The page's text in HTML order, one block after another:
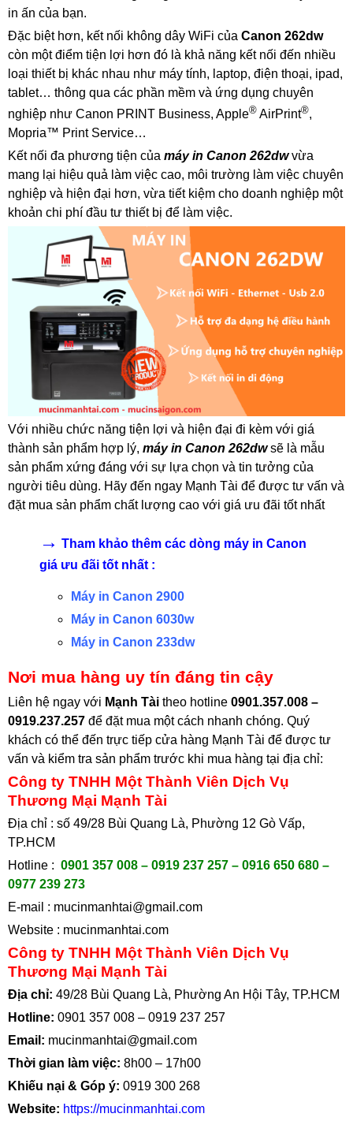
in ấn của bạn.
Đặc biệt hơn, kết nối không dây WiFi của Canon 262dw
còn một điểm tiện lợi hơn đó là khả năng kết nối đến nhiều
loại thiết bị khác nhau như máy tính, laptop, điện thoại, ipad,
tablet… thông qua các phần mềm và ứng dụng chuyên
nghiệp như Canon PRINT Business, Apple® AirPrint®,
Mopria™ Print Service…
Kết nối đa phương tiện của máy in Canon 262dwvừa
mang lại hiệu quả làm việc cao, môi trường làm việc chuyên
nghiệp và hiện đại hơn, vừa tiết kiệm cho doanh nghiệp một
khoản chi phí đầu tư thiết bị để làm việc.
Với nhiều chức năng tiện lợi và hiện đại đi kèm với giá
thành sản phẩm hợp lý, máy in Canon 262dwsẽ là mẫu
sản phẩm xứng đáng với sự lựa chọn và tin tưởng của
người tiêu dùng. Hãy đến ngay Mạnh Tài để được tư vấn và
đặt mua sản phẩm chất lượng cao với giá ưu đãi tốt nhất
→ Tham khảo thêm các dòng máy in Canon
giá ưu đãi tốt nhất :
Máy in Canon 2900
Máy in Canon 6030w
Máy in Canon 233dw
Nơi mua hàng uy tín đáng tin cậy
Liên hệ ngay với Mạnh Tài theo hotline 0901.357.008 –
0919.237.257 để đặt mua một cách nhanh chóng. Quý
khách có thể đến trực tiếp cửa hàng Mạnh Tài để được tư
vấn và kiểm tra sản phẩm trước khi mua hàng tại địa chỉ:
Công ty TNHH Một Thành Viên Dịch Vụ
Thương Mại Mạnh Tài
Địa chỉ : số 49/28 Bùi Quang Là, Phường 12 Gò Vấp,
TP.HCM
Hotline : 0901 357 008 – 0919 237 257 – 0916 650 680 –
0977 239 273
E-mail : mucinmanhtai@gmail.com
Website : mucinmanhtai.com
Công ty TNHH Một Thành Viên Dịch Vụ
Thương Mại Mạnh Tài
Địa chỉ: 49/28 Bùi Quang Là, Phường An Hội Tây, TP.HCM
Hotline: 0901 357 008 – 0919 237 257
Email: mucinmanhtai@gmail.com
Thời gian làm việc: 8h00 – 17h00
Khiếu nại & Góp ý: 0919 300 268
Website: https://mucinmanhtai.com